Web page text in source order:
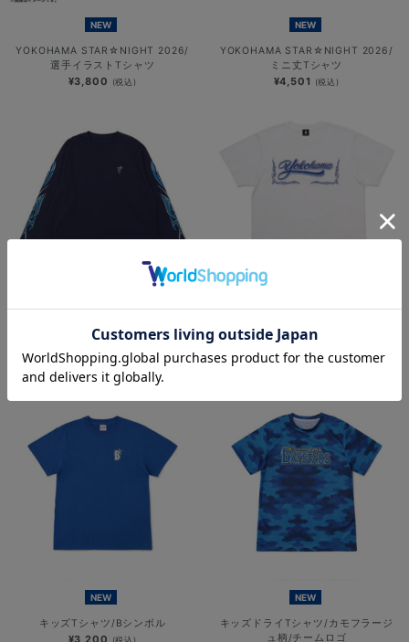
NEW
YOKOHAMA STAR☆NIGHT 2026/
選手イラストTシャツ
¥3,800 (税込)
NEW
YOKOHAMA STAR☆NIGHT 2026/
ミニ丈Tシャツ
¥4,501 (税込)
NEW
YOKOHAMA STAR☆NIGHT 2026/
速乾ロングTシャツ
¥6,701 (税込)
NEW
横浜DeNAベイスターズ
×MOONEYES/発泡プリントTシャツ
NEW
キッズTシャツ/Bシンボル
¥3,200 (税込)
NEW
キッズドライTシャツ/カモフラージ
ュ柄/チームロゴ